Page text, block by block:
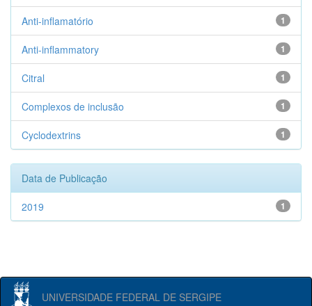
1
Anti-inflamatório
1
Anti-inflammatory
1
Citral
1
Complexos de inclusão
1
Cyclodextrins
Data de Publicação
1
2019
UNIVERSIDADE FEDERAL DE SERGIPE